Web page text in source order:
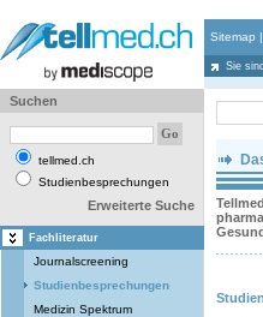
Sitemap |
Sie
Suchen
tellmed.ch
Studienbesprechungen
Erweiterte Suche
Fachliteratur
Journalscreening
Studienbesprechungen
Medizin Spektrum